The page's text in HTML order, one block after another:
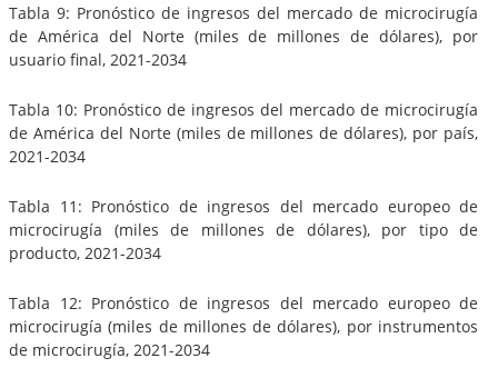
Tabla 9: Pronóstico de ingresos del mercado de microcirugía
de América del Norte (miles de millones de dólares), por
usuario final, 2021-2034
Tabla 10: Pronóstico de ingresos del mercado de microcirugía
de América del Norte (miles de millones de dólares), por país,
2021-2034
Tabla 11: Pronóstico de ingresos del mercado europeo de
microcirugía (miles de millones de dólares), por tipo de
producto, 2021-2034
Tabla 12: Pronóstico de ingresos del mercado europeo de
microcirugía (miles de millones de dólares), por instrumentos
de microcirugía, 2021-2034